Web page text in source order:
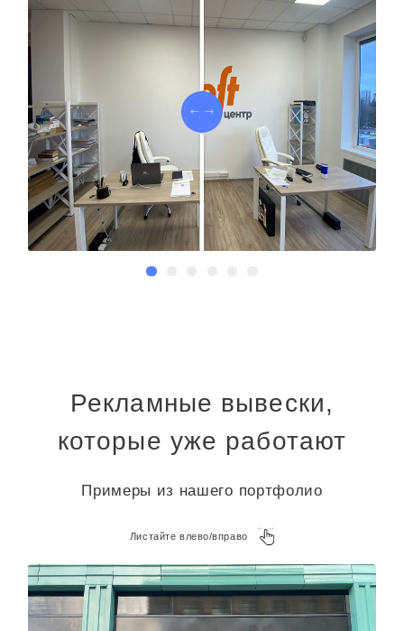
Рекламные вывески,
которые уже работают
Примеры из нашего портфолио
Листайте влево/вправо